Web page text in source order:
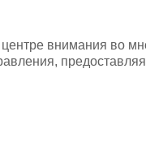
внимания во